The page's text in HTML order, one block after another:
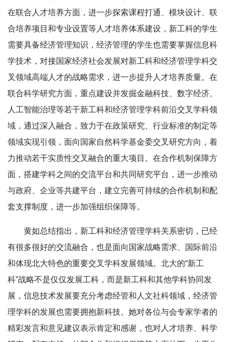
在联合人才培养方面，进一步探索课程打通、模块设计、联
合培养项目和专业设置等人才培养体系建设，新工科的学生
需要具备经济管理知识，经济管理的学生也需要掌握信息科
学技术，对接国家经济社会发展对新工科和经济管理学科交
叉领域高端人才的战略需求，进一步提升人才培养质量。在
联合科学研究方面，重点建设并发掘金融科技、数字经济、
人工智能治理等若干新工科和经济管理学科前沿交叉学科领
域，通过深入融合，致力于在政策研究、行业标准的制定等
领域实现引领，面向国家自然科学基金委交叉研究方向，着
力推动若干实质性交叉融合的重大项目。在合作机制保障方
面，搭建学科之间的交流平台和共同研究平台，进一步推动
与政府、企业等共建平台，建立完善可持续的合作机制和配
套支撑制度，进一步加强组织保障等。
黄如总结指出，新工科和经济管理学科关系密切，已经
有很多很好的交流融合，也是面向国家战略需求、国际前沿
和体现北大特色的重要交叉学科发展领域。北大的“新工
科”战略不是仅仅发展工科，而是新工科和其他学科协同发
展，信息技术发展要充分考虑经管和人文社科领域，经济管
理学科的发展也需要拥抱新科技。她对各位与会专家学者的
精彩发言和意见建议表示肯定和感谢，也对人才培养、科学